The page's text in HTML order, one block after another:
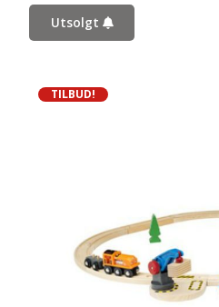
Utsolgt
TILBUD!